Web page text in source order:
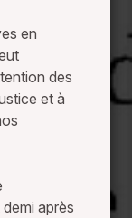
en
des
et à
après